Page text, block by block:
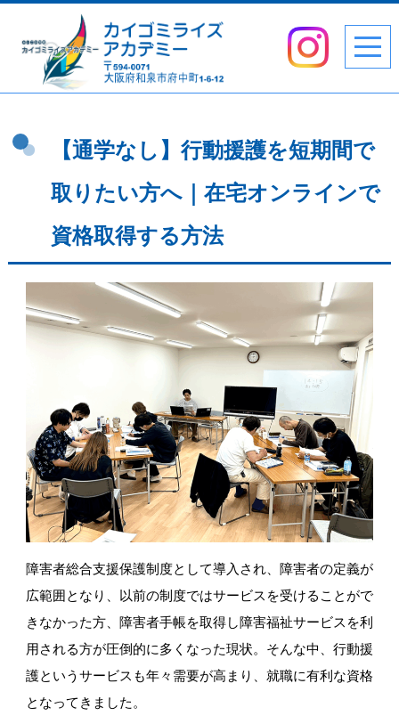
【通学なし】行動援護を短期間で
取りたい方へ｜在宅オンラインで
資格取得する方法
障害者総合支援保護制度として導入され、
障害者の定義が
広範囲となり、 以前の制度ではサービスを受けることがで
きなかった方、
障害者手帳を取得し障害福祉サービスを利
用される方が圧倒的に多く なった現状。そんな中、 行動援
護というサービスも年々需要が高まり、 就職に有利な資格
となってきました。